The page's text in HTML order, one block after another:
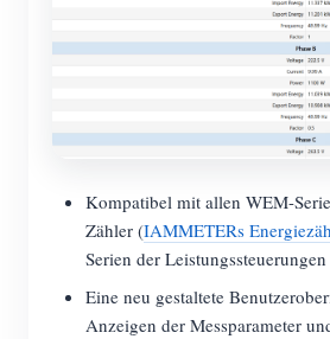
Kompatibel mit allen WEM-
Zähler (IAMMETERs
Serien der
Eine neu gestaltete
Anzeigen der Messparameter